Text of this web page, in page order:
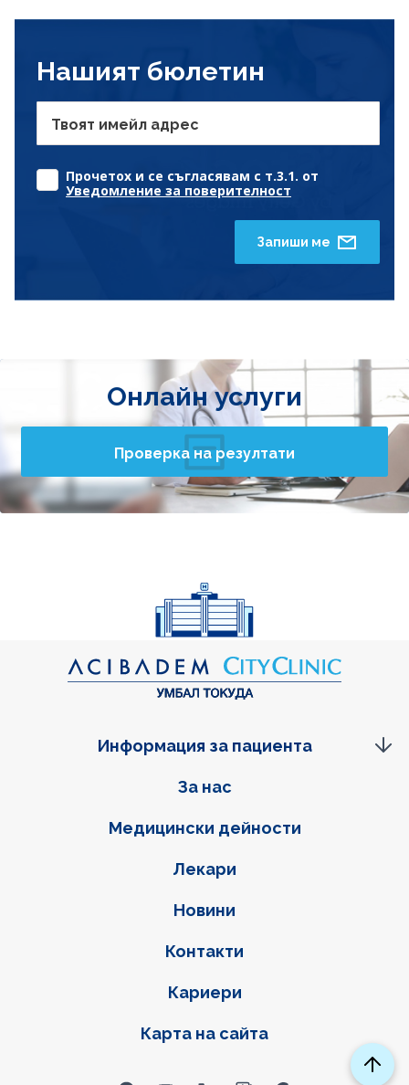
Нашият бюлетин
Твоят имейл адрес
Прочетох и се съгласявам с т.3.1. от
Уведомление за поверителност
Запиши ме
Онлайн услуги
Проверка на резултати
Фуутер навигация
За нас
Медицински дейности
Лекари
Новини
Контакти
Кариери
Карта на сайта
Информация за пациента